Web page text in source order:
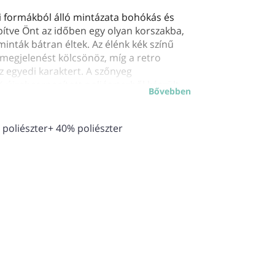
formákból álló mintázata bohókás és
Önt az időben egy olyan korszakba,
bátran éltek. Az élénk kék színű
kölcsönöz, míg a retro
egyedi karaktert. A szőnyeg
újrahasznosított poliészterből készült,
hanem környezetbarát
otthonát egyedi és stílusos szőnyeggel
Bővebben
40% poliészter